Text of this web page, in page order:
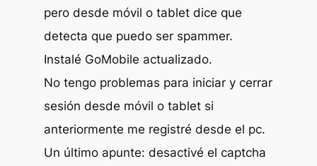
pero desde móvil o tablet dice que
detecta que puedo ser spammer.
Instalé GoMobile actualizado.
No tengo problemas para iniciar y cerrar
sesión desde móvil o tablet si
anteriormente me registré desde el pc.
Un último apunte: desactivé el captcha